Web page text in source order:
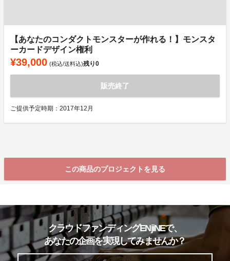
【あなたのコンダクトモンスターが作れる！】モンスタ
ーカードデザイン権利
¥39,000 (税込/送料込)残り0
販売終了
ご提供予定時期：2017年12月
この商品のプロジェクトを見る
クラウドファンディングENjiNEで、
あなたの企画を実現してみませんか？